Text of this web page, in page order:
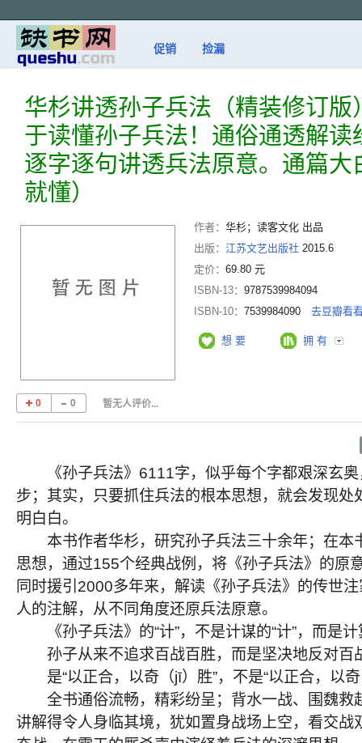
促销 捡漏
华杉讲透孙子兵法（精装修订版
于读懂孙子兵法！通俗通透解读
逐字逐句讲透兵法原意。通篇大
就懂）
作者： 华杉；读客文化 出品
出版： 江苏文艺出版社 2015.6
定价： 69.80 元
ISBN-13： 9787539984094
ISBN-10： 7539984090 去豆瓣看
想 要 拥 有
0 0 暂无人评价...
《孙子兵法》6111字，似乎每个字都艰深玄奥
步；其实，只要抓住兵法的根本思想，就会发现处
明白白。
本书作者华杉，研究孙子兵法三十余年；在本
思想，通过155个经典战例，将《孙子兵法》的原
同时援引2000多年来，解读《孙子兵法》的传世
人的注解，从不同角度还原兵法原意。
《孙子兵法》的“计”，不是计谋的“计”，而是计
孙子从来不追求百战百胜，而是坚决地反对百
是“以正合，以奇（jī）胜”，不是“以正合，以奇
全书通俗流畅，精彩纷呈；背水一战、围魏救
讲解得令人身临其境，犹如置身战场上空，看交战